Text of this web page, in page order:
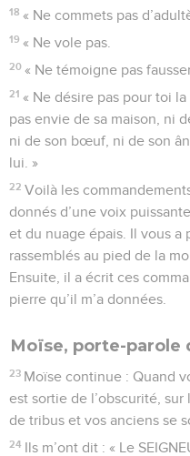
18 « Ne commets pas
19 « Ne vole pas.
20 « Ne témoigne pas
21 « Ne désire pas pour toi
pas envie de sa maison, ni
ni de son bœuf, ni de son
lui. »
22 Voilà les
donnés d’une voix
et du nuage épais. Il vous a
rassemblés au pied de la
Ensuite, il a écrit ces
pierre qu’il m’a données.
Moïse, porte-parole
23 Moïse continue : Quand
est sortie de l’obscurité,
de tribus et vos anciens se
24 Ils m’ont dit : « Le